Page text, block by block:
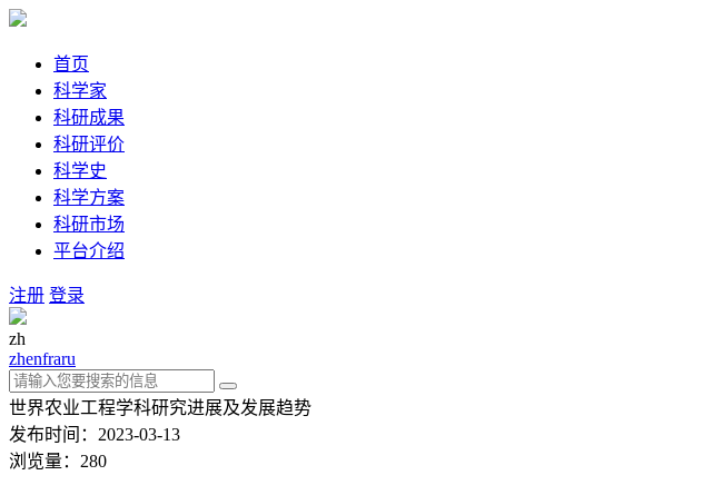
首页
科学家
科研成果
科研评价
科学史
科学方案
科研市场
平台介绍
注册 登录
zh
zhenfraru
世界农业工程学科研究进展及发展趋势
发布时间：2023-03-13
浏览量：280